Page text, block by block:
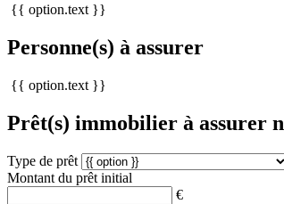
{{ option.text }}
Personne(s) à assurer
{{ option.text }}
Prêt(s) immobilier à assurer
Type de prêt
Montant du prêt initial
€